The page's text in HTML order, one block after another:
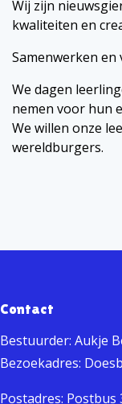
Wij zijn
kwaliteiten en
Samenwerken
We dagen
nemen voor hun
We willen onze
wereldburgers.
Contact
Bestuurder: Aukje
Bezoekadres:
Postadres: Postbus